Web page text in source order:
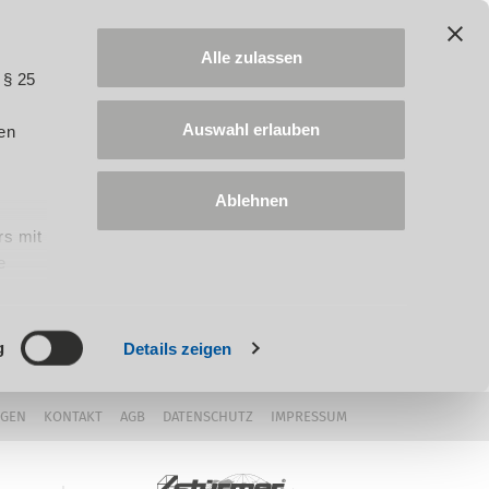
25
mit
Details zeigen
Alle zulassen
Auswahl erlauben
Ablehnen
KONTAKT AGB DATENSCHUTZ IMPRESSUM